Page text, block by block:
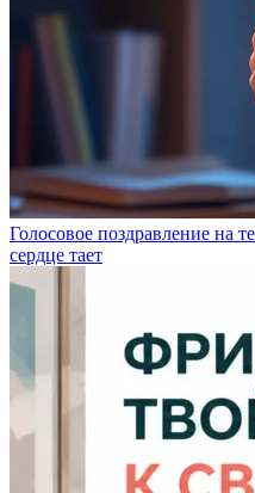
Голосовое поздравление на
сердце тает